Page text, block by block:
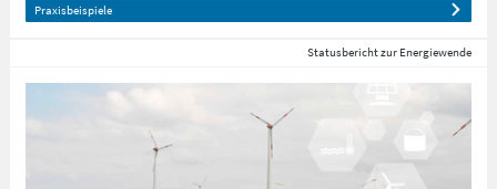
Praxisbeispiele
Statusbericht zur Energiewende